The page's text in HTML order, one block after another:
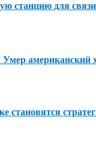
станцию для
становятся